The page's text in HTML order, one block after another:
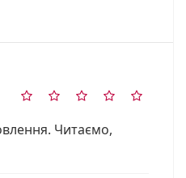
Читаємо,